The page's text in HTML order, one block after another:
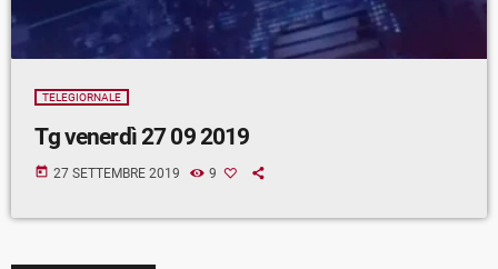
TELEGIORNALE
Tg venerdì 27 09 2019
today 27 SETTEMBRE 2019 9